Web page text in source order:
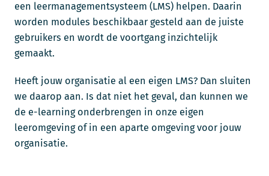
een leermanagementsysteem (LMS) helpen. Daarin
worden modules beschikbaar gesteld aan de juiste
gebruikers en wordt de voortgang inzichtelijk
gemaakt.
Heeft jouw organisatie al een eigen LMS? Dan sluiten
we daarop aan. Is dat niet het geval, dan kunnen we
de e-learning onderbrengen in onze eigen
leeromgeving of in een aparte omgeving voor jouw
organisatie.